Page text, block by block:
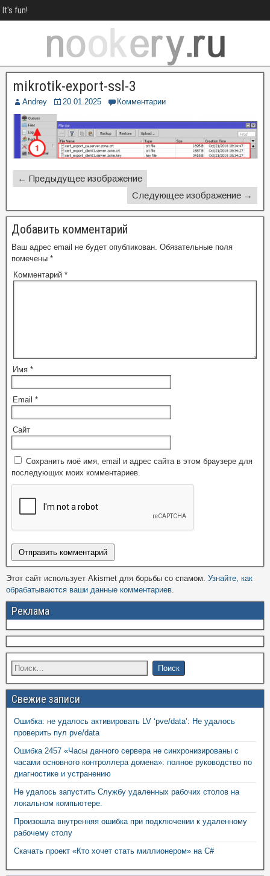
It's fun!
mikrotik-export-ssl-3
Andrey 20.01.2025 Комментарии
← Предыдущее изображение
Следующее изображение →
Добавить комментарий
Ваш адрес email не будет опубликован. Обязательные поля
помечены *
Комментарий *
Имя *
Email *
Сайт
Сохранить моё имя, email и адрес сайта в этом браузере для
последующих моих комментариев.
Этот сайт использует Akismet для борьбы со спамом. Узнайте, как
обрабатываются ваши данные комментариев
Реклама
Свежие записи
Ошибка: не удалось активировать LV ‘pve/data’: Не удалось
проверить пул pve/data
Ошибка 2457 «Часы данного сервера не синхронизированы с
часами основного контроллера домена»: полное руководство по
диагностике и устранению
Не удалось запустить Службу удаленных рабочих столов на
локальном компьютере.
Произошла внутренняя ошибка при подключении к удаленному
рабочему столу
Скачать проект «Кто хочет стать миллионером» на C#